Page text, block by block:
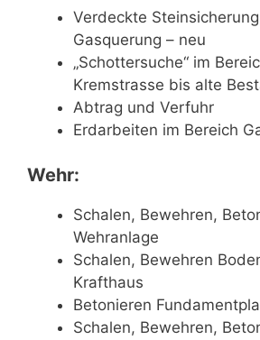
Verdeckte
Gasquerung – neu
„Schottersuche“ im
Kremstrasse bis alte
Abtrag und Verfuhr
Erdarbeiten im Bereich
Wehr:
Schalen, Bewehren,
Wehranlage
Schalen, Bewehren
Krafthaus
Betonieren
Schalen, Bewehren,